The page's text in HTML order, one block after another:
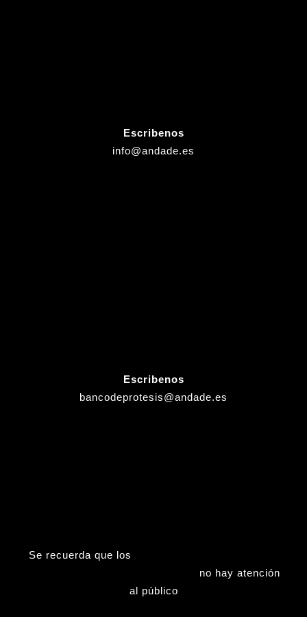
Escribenos
info@andade.es
Escribenos
bancodeprotesis@andade.es
Se recuerda que los
no hay atención
al público